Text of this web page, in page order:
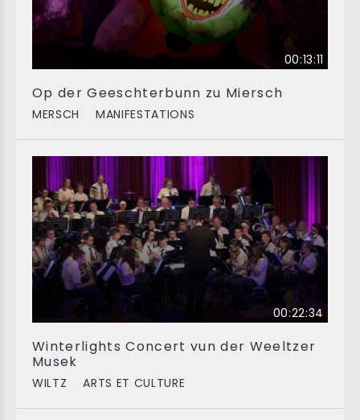
00:13:11
Op der Geeschterbunn zu Miersch
MERSCH MANIFESTATIONS
00:22:34
Winterlights Concert vun der Weeltzer
Musek
WILTZ ARTS ET CULTURE